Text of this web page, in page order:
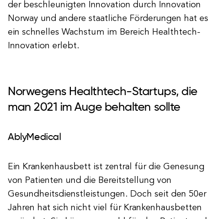
der beschleunigten Innovation durch Innovation
Norway und andere staatliche Förderungen hat es
ein schnelles Wachstum im Bereich Healthtech-
Innovation erlebt.
Norwegens Healthtech-Startups, die
man 2021 im Auge behalten sollte
AblyMedical
Ein Krankenhausbett ist zentral für die Genesung
von Patienten und die Bereitstellung von
Gesundheitsdienstleistungen. Doch seit den 50er
Jahren hat sich nicht viel für Krankenhausbetten